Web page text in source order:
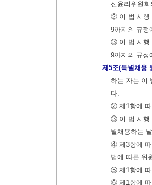
신윤리위원
② 이 법 시행
9까지의 규정
③ 이 법 시행
9까지의 규정
제5조(특별채용
하는 자는 이
다.
② 제1항에 따
③ 이 법 시행
별채용하는
④ 제3항에 따
법에 따른 위
⑤ 제1항에 따
⑥ 제1항에 따